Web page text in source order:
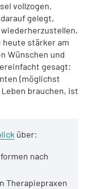
vollzogen.
gelegt,
stärker am
Wünschen und
gesagt:
(möglichst
brauchen, ist
über:
nach
Therapiepraxen